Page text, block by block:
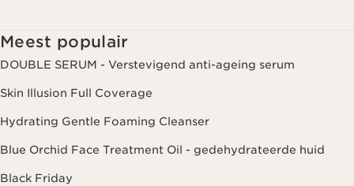
Meest populair
DOUBLE SERUM - Verstevigend anti-ageing serum
Skin Illusion Full Coverage
Hydrating Gentle Foaming Cleanser
Blue Orchid Face Treatment Oil - gedehydrateerde huid
Black Friday